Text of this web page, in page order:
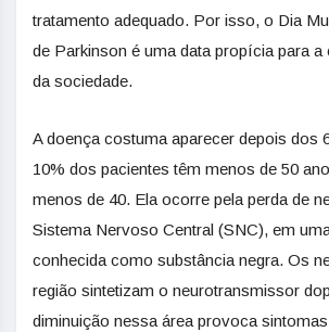
tratamento adequado. Por isso, o Dia
de Parkinson é uma data propícia para
da sociedade.
A doença costuma aparecer depois dos
10% dos pacientes têm menos de 50
menos de 40. Ela ocorre pela perda de
Sistema Nervoso Central (SNC), em
conhecida como substância negra. Os
região sintetizam o neurotransmissor
diminuição nessa área provoca